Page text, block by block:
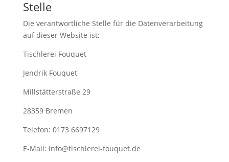
Stelle
Die verantwortliche Stelle für die Datenverarbeitung
auf dieser Website ist:
Tischlerei Fouquet
Jendrik Fouquet
Millstätterstraße 29
28359 Bremen
Telefon: 0173 6697129
E-Mail: info@tischlerei-fouquet.de